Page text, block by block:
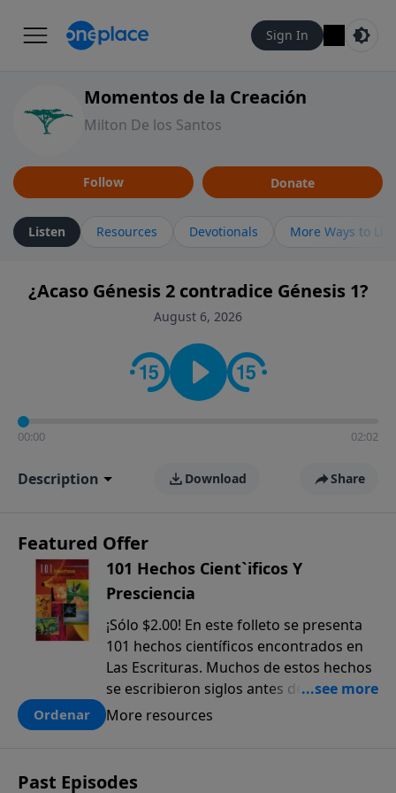
Sign In
Momentos de la Creación
Milton De los Santos
Follow Donate
Listen Resources Devotionals More Ways to
¿Acaso Génesis 2 contradice Génesis 1?
August 6, 2026
00:00 02:02
Description Download Share
Featured Offer
101 Hechos Cient`ificos Y
Presciencia
¡Sólo $2.00! En este folleto se presenta
101 hechos científicos encontrados en
Las Escrituras. Muchos de estos hechos
se escribieron siglos antes de que
fueran descubiertos. El anticipado
más a la prueba colectiva de que la
Ordenar More resources
Past Episodes